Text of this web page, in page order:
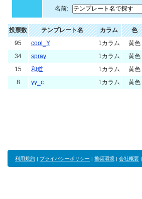
名前:
投票数 テンプレート名 カラム 色
95
cool_Y 1カラム 黄色
34
spray 1カラム 黄色
15
和道 1カラム 黄色
8
yy_c 1カラム 黄色
利用規約 | プライバシーポリシー | 推奨環境 | 会社概要 |